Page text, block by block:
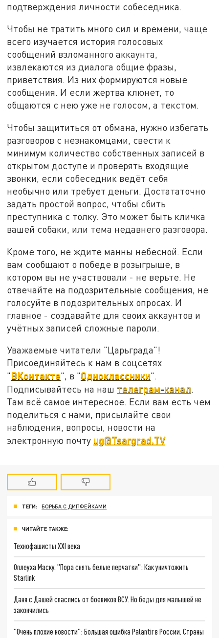
подтверждения личности собеседника.
Чтобы не тратить много сил и времени, чаще
всего изучается история голосовых
сообщений взломанного аккаунта,
извлекаются из диалога общие фразы,
приветствия. Из них формируются новые
сообщения. И если жертва клюнет, то
общаются с нею уже не голосом, а текстом.
Чтобы защититься от обмана, нужно избегать
разговоров с незнакомцами, свести к
минимум количество собственных записей в
открытом доступе и проверять входящие
звонки, если собеседник ведёт себя
необычно или требует деньги. Достататочно
задать простой вопрос, чтобы сбить
преступника с толку. Это может быть кличка
вашей собаки, или тема недавнего разговора.
Кроме того, не ждите манны небесной. Если
вам сообщают о победе в розыгрыше, в
котором вы не участвовали - не верьте. Не
отвечайте на подозрительные сообщения, не
голосуйте в подозрительных опросах. И
главное - создавайте для своих аккаунтов и
учётных записей сложные пароли.
Уважаемые читатели "Царьграда"!
Присоединяйтесь к нам в соцсетях
"ВКонтакте", в "Одноклассники".
Подписывайтесь на наш телеграм-канал.
Там всё самое интересное. Если вам есть чем
поделиться с нами, присылайте свои
наблюдения, вопросы, новости на
электронную почту ug@Tsargrad.TV
ТЕГИ: БОРЬБА С ДИПФЕЙКАМИ
ЧИТАЙТЕ ТАКЖЕ:
Технофашисты XXI века
Оплеуха Маску. "Пора снять белые перчатки": Как уничтожить
Starlink
Даня с Дашей спаслись от боевиков ВСУ. Но беды для малышей не
закончились
"Очень плохие новости": Большая ошибка Palantir в России. Страны